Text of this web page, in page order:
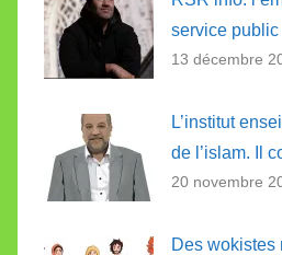
service public
13 décembre
L’institut
de l’islam. Il
20 novembre
Des wokistes